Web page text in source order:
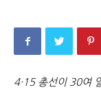
4·15 총선이 30여